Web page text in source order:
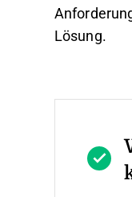
Lösung.